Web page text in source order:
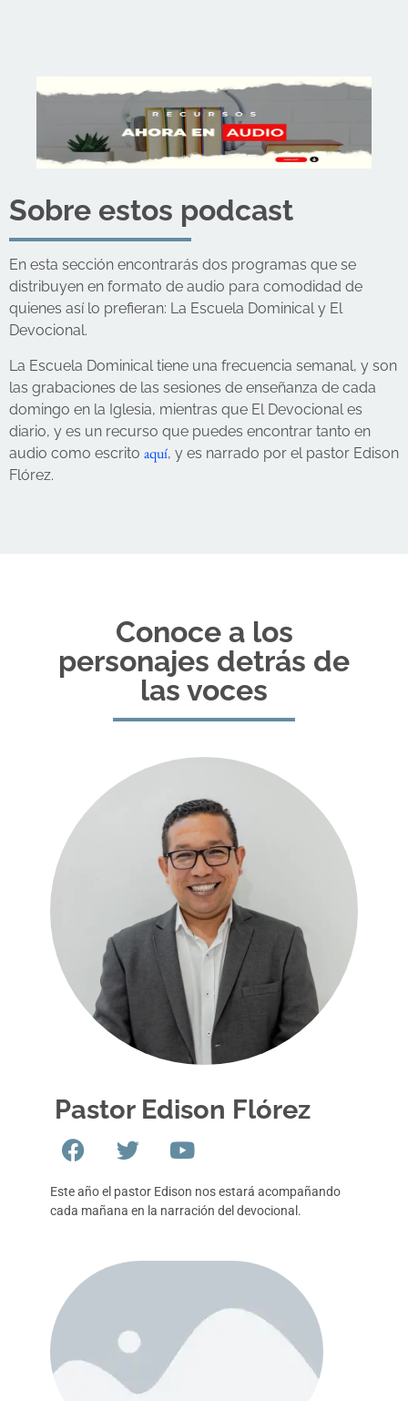
Sobre estos podcast
En esta sección encontrarás dos programas que se
distribuyen en formato de audio para comodidad de
quienes así lo prefieran: La Escuela Dominical y El
Devocional.
La Escuela Dominical tiene una frecuencia semanal, y son
las grabaciones de las sesiones de enseñanza de cada
domingo en la Iglesia, mientras que El Devocional es
diario, y es un recurso que puedes encontrar tanto en
audio como escrito aquí, y es narrado por el pastor Edison
Flórez.
Conoce a los
personajes detrás de
las voces
Pastor Edison Flórez
Este año el pastor Edison nos estará acompañando
cada mañana en la narración del devocional.